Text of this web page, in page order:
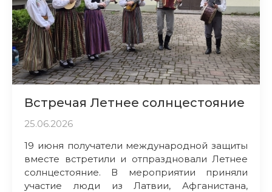
Встречая Летнее солнцестояние
25.06.2026
19 июня получатели международной защиты
вместе встретили и отпраздновали Летнее
солнцестояние. В мероприятии приняли
участие люди из Латвии, Афганистана,